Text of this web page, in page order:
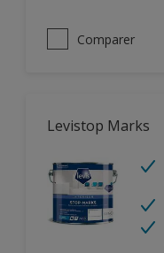
Comparer
Levistop Marks